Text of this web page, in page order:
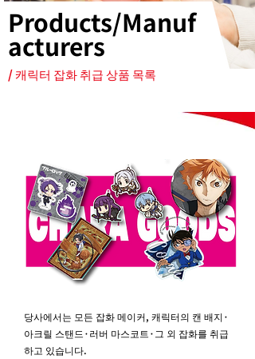
Products/Manuf
acturers
/ 캐릭터 잡화 취급 상품 목록
당사에서는 모든 잡화 메이커, 캐릭터의 캔 배지·
아크릴 스탠드·러버 마스코트·그 외 잡화를 취급
하고 있습니다.